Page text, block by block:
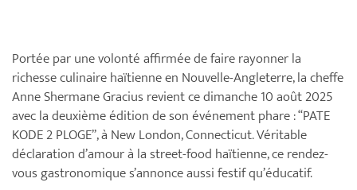
Portée par une volonté affirmée de faire rayonner la
richesse culinaire haïtienne en Nouvelle-Angleterre, la cheffe
Anne Shermane Gracius revient ce dimanche 10 août 2025
avec la deuxième édition de son événement phare : “PATE
KODE 2 PLOGE”, à New London, Connecticut. Véritable
déclaration d’amour à la street-food haïtienne, ce rendez-
vous gastronomique s’annonce aussi festif qu’éducatif.